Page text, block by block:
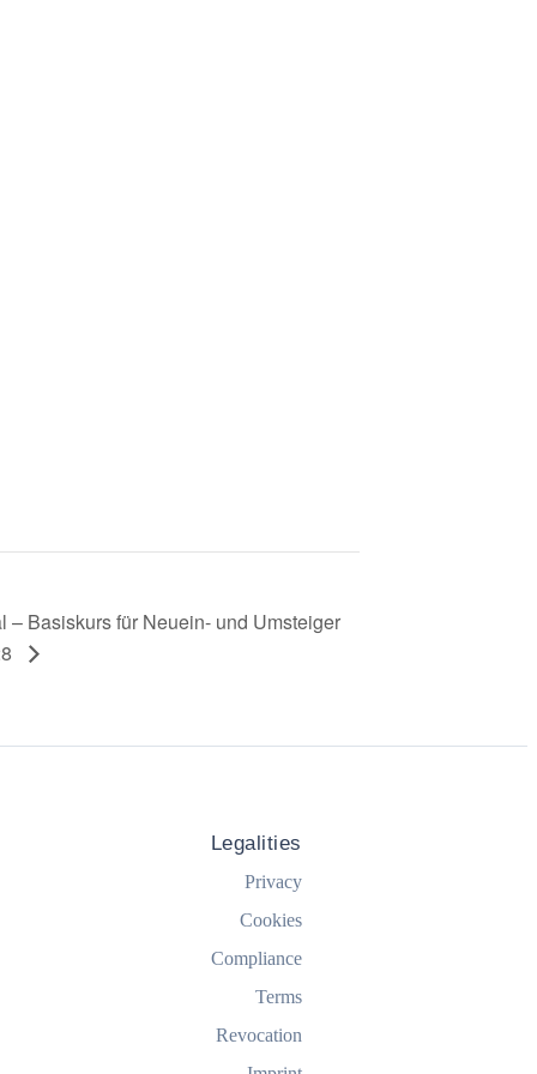
– Basiskurs für Neuein- und Umsteiger
Legalities
Privacy
Cookies
Compliance
Terms
Revocation